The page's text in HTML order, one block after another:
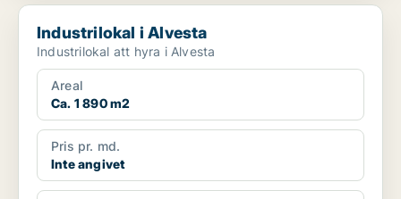
Industrilokal i Alvesta
Industrilokal i Alvesta
Industrilokal att hyra i Alvesta
Areal
Ca. 1 890 m2
Pris pr. md.
Inte angivet